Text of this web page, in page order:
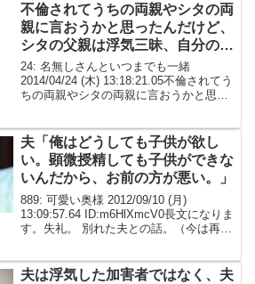
不倫されてうちの両親やシタの両
親に言おうかと思ったんだけど、
シタの父親は浮気三昧、自分の兄
も浮気三昧だから報告してない
24: 名無しさんといつまでも一緒
2014/04/24 (木) 13:18:21.05不倫されてう
ちの両親やシタの両親に言おうかと思っ
えなかった シタの父親は浮気三...
夫「俺はどうしても子供が欲し
い。顕微授精しても子供ができな
いんだから、お前の方が悪い。」
889: 可愛い奥様 2012/09/10 (月)
13:09:57.64 ID:m6HlXmcV0長文になりま
す。失礼。 別れた夫との話。（今は再婚
原因があった。...
夫は浮気した加害者ではなく、夫